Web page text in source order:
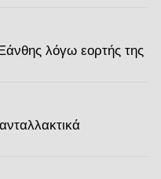
λόγω εορτής της